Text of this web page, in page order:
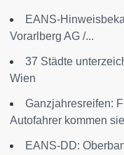
EANS-
Vorarlberg AG /...
37 Städte
Wien
Ganzjahresreifen:
Autofahrer kommen
EANS-DD: